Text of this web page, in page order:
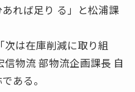
れば足り る」と松浦課
は在庫削減に取り組
物流 部物流企画課長 自
ある。